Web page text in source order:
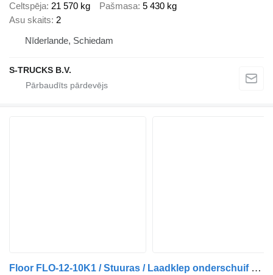
Celtspēja 21 570 kg Pašmasa 5 430 kg
Asu skaits 2
Nīderlande, Schiedam
S-TRUCKS B.V.
Floor FLO-12-10K1 / Stuuras / Laadklep onderschuif Dhollandia / Hardho